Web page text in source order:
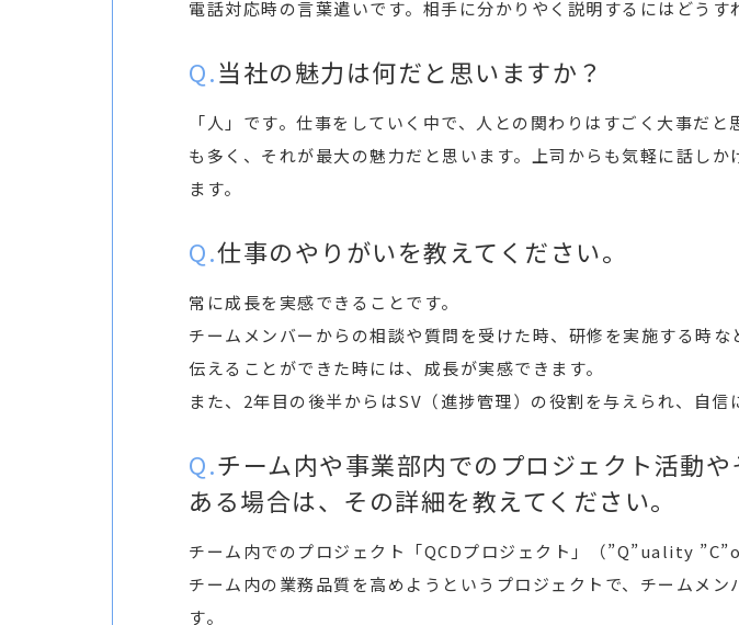
電話対応時の言葉遣いです。相手に分かりやく説明するにはどう
当社の魅力は何だと思いますか？
「人」です。仕事をしていく中で、人との関わりはすごく大事だ
も多く、それが最大の魅力だと思います。上司からも気軽に話し
ます。
仕事のやりがいを教えてください。
常に成長を実感できることです。
チームメンバーからの相談や質問を受けた時、研修を実施する時
伝えることができた時には、成長が実感できます。
また、2年目の後半からはSV（進捗管理）の役割を与えられ、自信
チーム内や事業部内でのプロジェクト活動
ある場合は、その詳細を教えてください。
チーム内でのプロジェクト「QCDプロジェクト」（”Q”uality
チーム内の業務品質を高めようというプロジェクトで、チームメ
す。